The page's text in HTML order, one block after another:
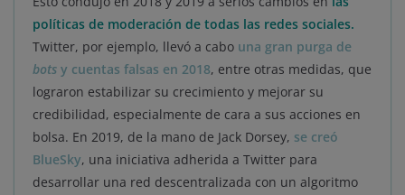
políticas de moderación de todas las redes sociales.
Twitter, por ejemplo, llevó a cabo una gran purga de
bots y cuentas falsas en 2018, entre otras medidas, que
lograron estabilizar su crecimiento y mejorar su
credibilidad, especialmente de cara a sus acciones en
bolsa. En 2019, de la mano de Jack Dorsey, se creó
BlueSky, una iniciativa adherida a Twitter para
desarrollar una red descentralizada con un algoritmo